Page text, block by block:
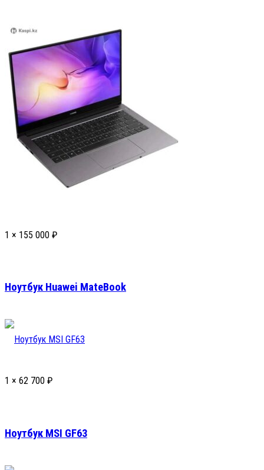
1 × 155 000 ₽
Ноутбук Huawei MateBook
1 × 62 700 ₽
Ноутбук MSI GF63